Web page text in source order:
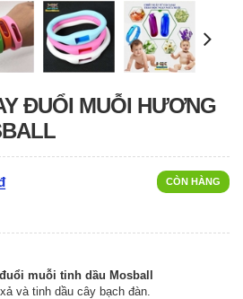
ĐUỔI MUỖI HƯƠNG
CÒN HÀNG
muỗi tinh dầu Mosball
và tinh dầu cây bạch đàn.